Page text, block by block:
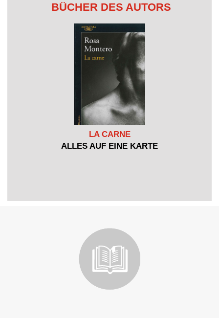
BÜCHER DES AUTORS
LA CARNE
ALLES AUF EINE KARTE